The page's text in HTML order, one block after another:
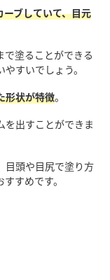
ブしていて、目元
で塗ることができる
すいでしょう。
形状が特徴。
を出すことができま
目頭や目尻で塗り方
すめです。